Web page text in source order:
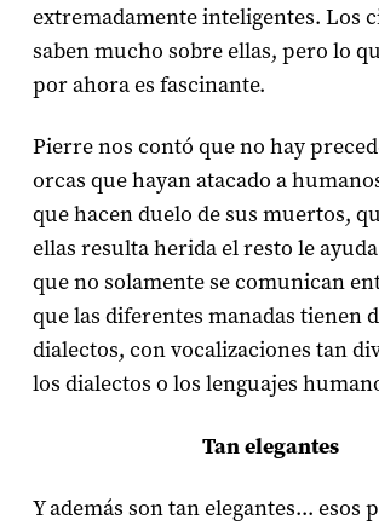
extremadamente inteligentes. Los
saben mucho sobre ellas, pero lo
por ahora es fascinante.
Pierre nos contó que no hay
orcas que hayan atacado a
que hacen duelo de sus muertos,
ellas resulta herida el resto le
que no solamente se comunican
que las diferentes manadas tienen
dialectos, con vocalizaciones tan
los dialectos o los lenguajes
Tan elegantes
Y además son tan elegantes... esos